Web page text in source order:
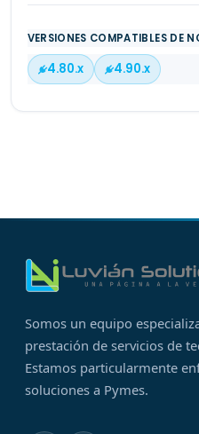
VERSIONES COMPATIBLES DE
4.80.x 4.90.x
Somos un equipo
prestación de servicios de
Estamos particularmente
soluciones a Pymes.